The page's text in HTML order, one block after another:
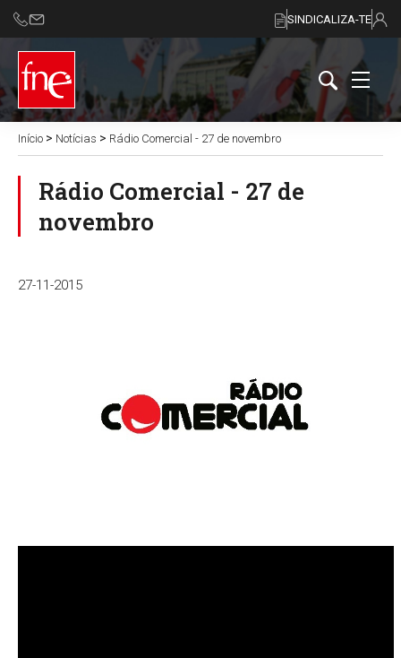
SINDICALIZA-TE
Início > Notícias > Rádio Comercial - 27 de novembro
Rádio Comercial - 27 de
novembro
27-11-2015